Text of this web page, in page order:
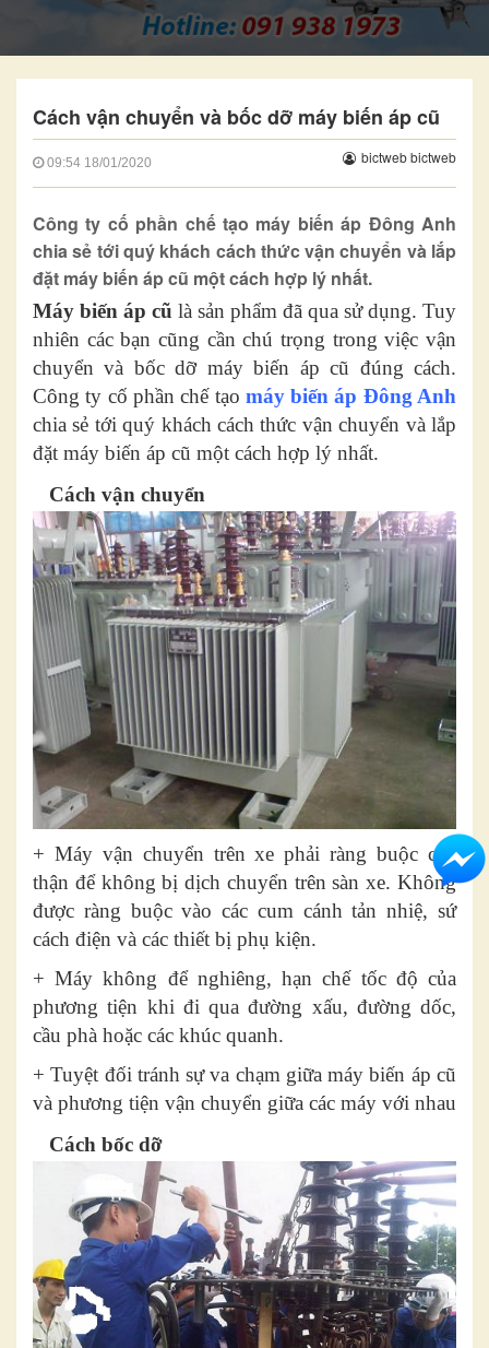
Cách vận chuyển và bốc dỡ máy biến áp cũ
09:54 18/01/2020 bictweb bictweb
Công ty cố phần chế tạo máy biến áp Đông Anh
chia sẻ tới quý khách cách thức vận chuyển và lắp
đặt máy biến áp cũ một cách hợp lý nhất.
Máy biến áp cũ là sản phẩm đã qua sử dụng. Tuy
nhiên các bạn cũng cần chú trọng trong việc vận
chuyển và bốc dỡ máy biến áp cũ đúng cách.
Công ty cố phần chế tạo máy biến áp Đông Anh
chia sẻ tới quý khách cách thức vận chuyển và lắp
đặt máy biến áp cũ một cách hợp lý nhất.
Cách vận chuyển
+ Máy vận chuyển trên xe phải ràng buộc cẩn
thận để không bị dịch chuyển trên sàn xe. Không
được ràng buộc vào các cum cánh tản nhiệ, sứ
cách điện và các thiết bị phụ kiện.
+ Máy không để nghiêng, hạn chế tốc độ của
phương tiện khi đi qua đường xấu, đường dốc,
cầu phà hoặc các khúc quanh.
+ Tuyệt đối tránh sự va chạm giữa máy biến áp cũ
và phương tiện vận chuyển giữa các máy với nhau
Cách bốc dỡ